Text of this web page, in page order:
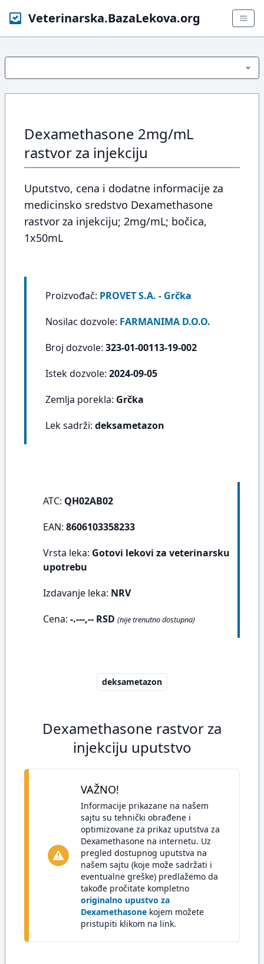
Veterinarska.BazaLekova.org
Dexamethasone 2mg/mL
rastvor za injekciju
Uputstvo, cena i dodatne informacije za
medicinsko sredstvo Dexamethasone
rastvor za injekciju; 2mg/mL; bočica,
1x50mL
Proizvođač: PROVET S.A. - Grčka
Nosilac dozvole: FARMANIMA D.O.O.
Broj dozvole: 323-01-00113-19-002
Istek dozvole: 2024-09-05
Zemlja porekla: Grčka
Lek sadrži: deksametazon
ATC: QH02AB02
EAN: 8606103358233
Vrsta leka: Gotovi lekovi za veterinarsku
upotrebu
Izdavanje leka: NRV
Cena: -.---,-- RSD (nije trenutno dostupna)
deksametazon
Dexamethasone rastvor za
injekciju uputstvo
VAŽNO!
Informacije prikazane na našem
sajtu su tehnički obrađene i
optimizovane za prikaz uputstva za
Dexamethasone na internetu. Uz
pregled dostupnog uputstva na
našem sajtu (koje može sadržati i
eventualne greške) predlažemo da
takođe pročitate kompletno
originalno upustvo za
Dexamethasone kojem možete
pristupiti klikom na link.